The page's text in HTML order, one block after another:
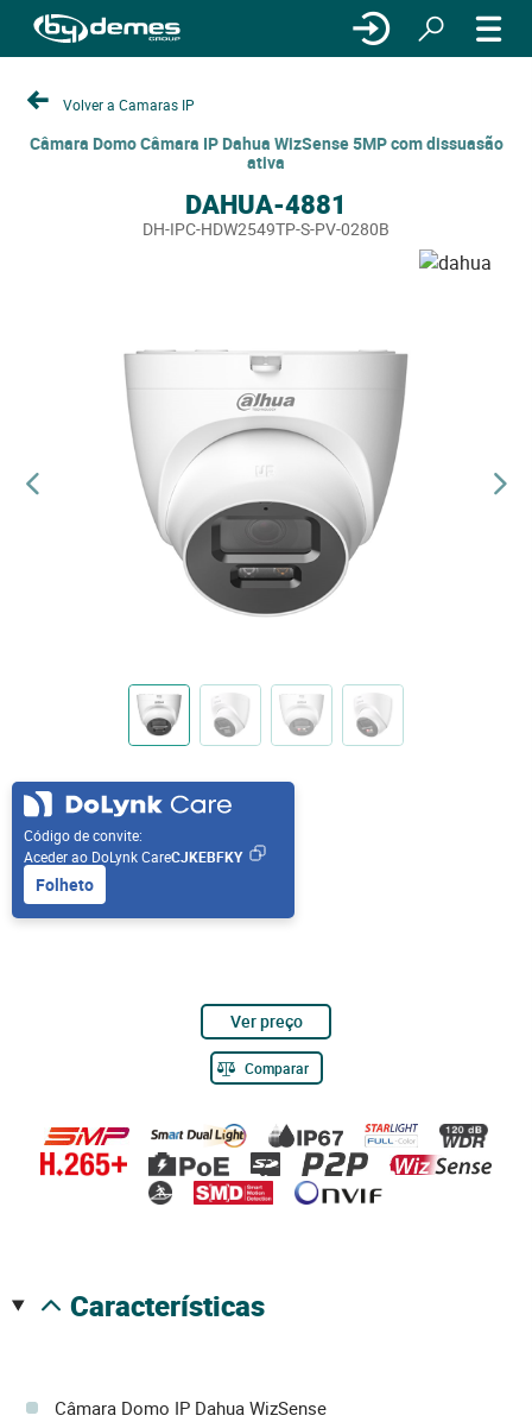
Volver a Camaras IP
Câmara Domo Câmara IP Dahua WizSense 5MP com dissuasão
ativa
DAHUA-4881
DH-IPC-HDW2549TP-S-PV-0280B
Código de convite:
Aceder ao DoLynk CareCJKEBFKY
Folheto
Ver preço
Comparar
características
Câmara Domo IP Dahua WizSense